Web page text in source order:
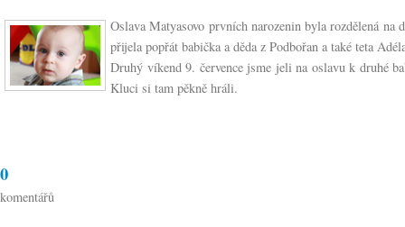
Oslava Matyasovo prvních narozenin byla rozdělená
přijela popřát babička a děda z Podbořan a také teta
Druhý víkend 9. července jsme jeli na oslavu k druhé
Kluci si tam pěkně hráli.
0
komentářů